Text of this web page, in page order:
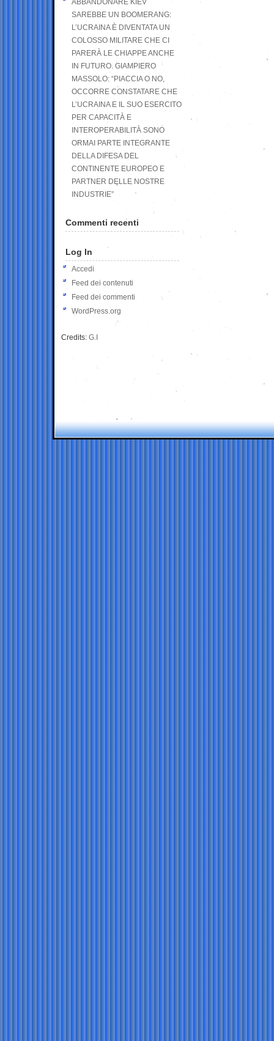
ABBANDONARE KIEV
SAREBBE UN BOOMERANG:
L’UCRAINA È DIVENTATA UN
COLOSSO MILITARE CHE CI
PARERÀ LE CHIAPPE ANCHE
IN FUTURO. GIAMPIERO
MASSOLO: “PIACCIA O NO,
OCCORRE CONSTATARE CHE
L’UCRAINA E IL SUO ESERCITO
PER CAPACITÀ E
INTEROPERABILITÀ SONO
ORMAI PARTE INTEGRANTE
DELLA DIFESA DEL
CONTINENTE EUROPEO E
PARTNER DELLE NOSTRE
INDUSTRIE”
Commenti recenti
Log In
Accedi
Feed dei contenuti
Feed dei commenti
WordPress.org
Credits: G.I